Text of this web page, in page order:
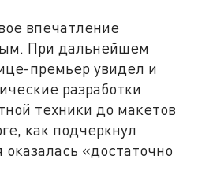
впечатление
При дальнейшем
премьер увидел и
разработки
техники до макетов
как подчеркнул
«достаточно